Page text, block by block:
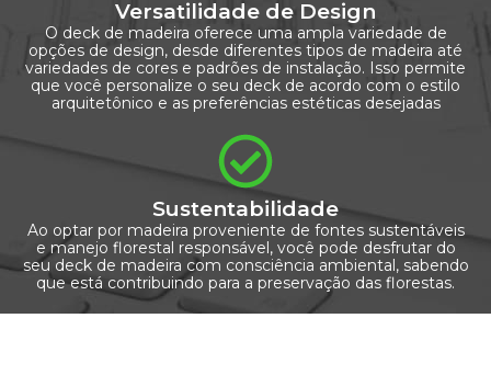
Versatilidade de Design
O deck de madeira oferece uma ampla variedade de
opções de design, desde diferentes tipos de madeira até
variedades de cores e padrões de instalação. Isso permite
que você personalize o seu deck de acordo com o estilo
arquitetônico e as preferências estéticas desejadas
Sustentabilidade
Ao optar por madeira proveniente de fontes sustentáveis
e manejo florestal responsável, você pode desfrutar do
seu deck de madeira com consciência ambiental, sabendo
que está contribuindo para a preservação das florestas.